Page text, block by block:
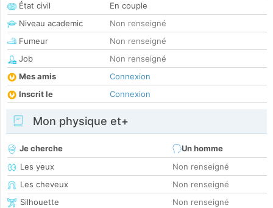
État civil
En couple
Niveau academic
Non renseigné
Fumeur
Non renseigné
Job
Non renseigné
Mes amis
Connexion
Inscrit le
Connexion
Mon physique et+
Je cherche
Un homme
Les yeux
Non renseigné
Les cheveux
Non renseigné
Silhouette
Non renseigné